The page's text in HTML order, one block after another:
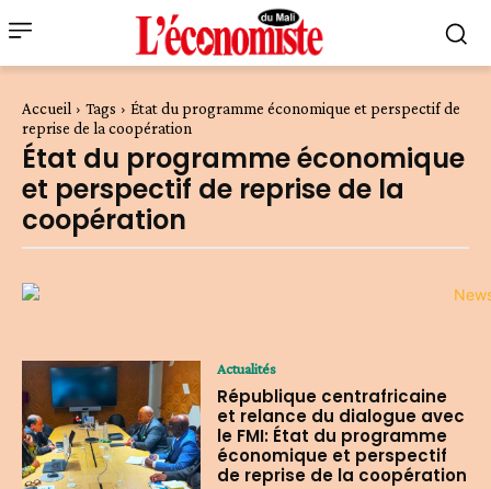
Accueil Tags
État du programme économique et perspectif de
reprise de la coopération
État du programme économique
et perspectif de reprise de la
coopération
Actualités
République centrafricaine
et relance du dialogue avec
le FMI: État du programme
économique et perspectif
de reprise de la coopération